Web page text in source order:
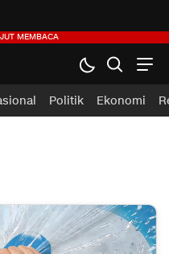
Politik Ekonomi